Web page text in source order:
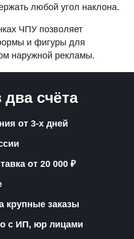
любой угол наклона.
ЧПУ позволяет
и фигуры для
наружной рекламы.
два счёта
от 3-х дней
от 20 000 ₽
крупные заказы
с ИП, юр лицами